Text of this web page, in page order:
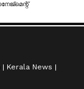
Kerala News